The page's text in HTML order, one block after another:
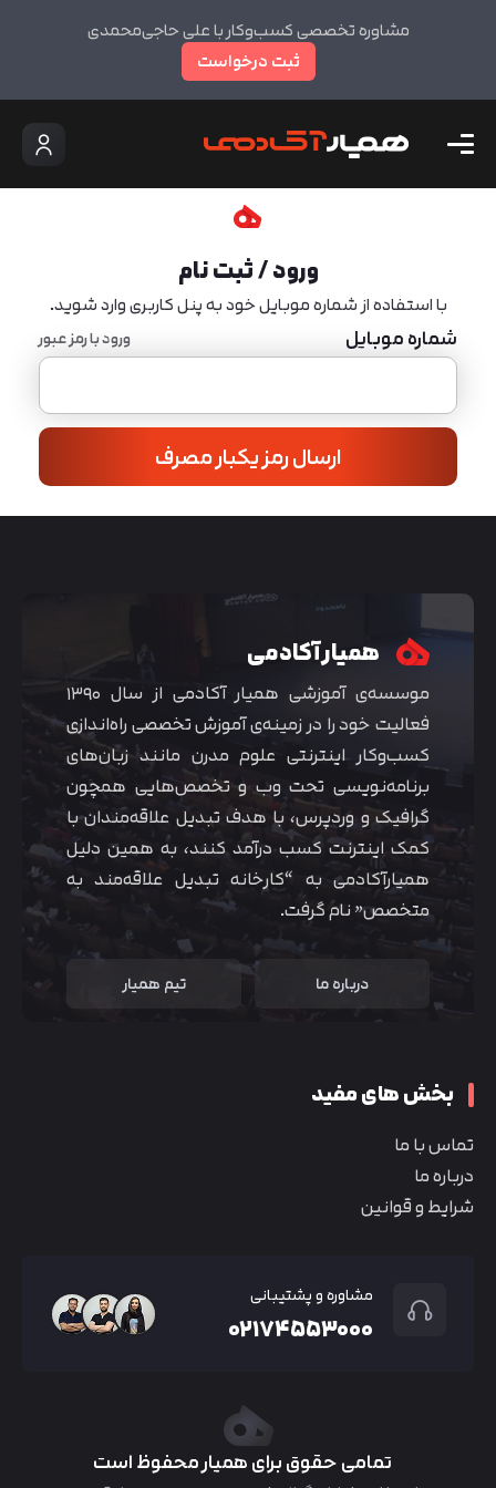
مشاوره تخصصی کسب‌وکار با علی حاجی‌محمدی
ثبت درخواست
ورود / ثبت نام
با استفاده از شماره موبایل خود به پنل کاربری وارد شوید.
شماره موبایل ورود با رمز عبور
ارسال رمز یکبار مصرف
همیار آکادمی
موسسه‌ی آموزشی همیار آکادمی از سال ۱۳۹۰
فعالیت خود را در زمینه‌ی آموزش تخصصی راه‌اندازی
کسب‌و‌کار اینترنتی علوم مدرن مانند زبان‌های
برنامه‌نویسی تحت وب و تخصص‌هایی همچون
گرافیک و وردپرس، با هدف تبدیل علاقه‌مندان با
کمک اینترنت کسب درآمد کنند، به همین دلیل
همیارآکادمی به “کارخانه تبدیل علاقه‌مند به
متخصص” نام گرفت.
درباره ما تیم همیار
بخش های مفید
تماس با ما
درباره ما
شرایط و قوانین
مشاوره و پشتیبانی
۰۲۱۷۴۵۵۳۰۰۰
تمامی حقوق برای همیار محفوظ است
متوجه شدم